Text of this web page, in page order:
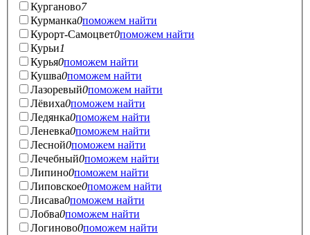
Курганово7
Курманка0поможем найти
Курорт-Самоцвет0поможем найти
Курьи1
Курья0поможем найти
Кушва0поможем найти
Лазоревый0поможем найти
Лёвиха0поможем найти
Ледянка0поможем найти
Леневка0поможем найти
Лесной0поможем найти
Лечебный0поможем найти
Липино0поможем найти
Липовское0поможем найти
Лисава0поможем найти
Лобва0поможем найти
Логиново0поможем найти